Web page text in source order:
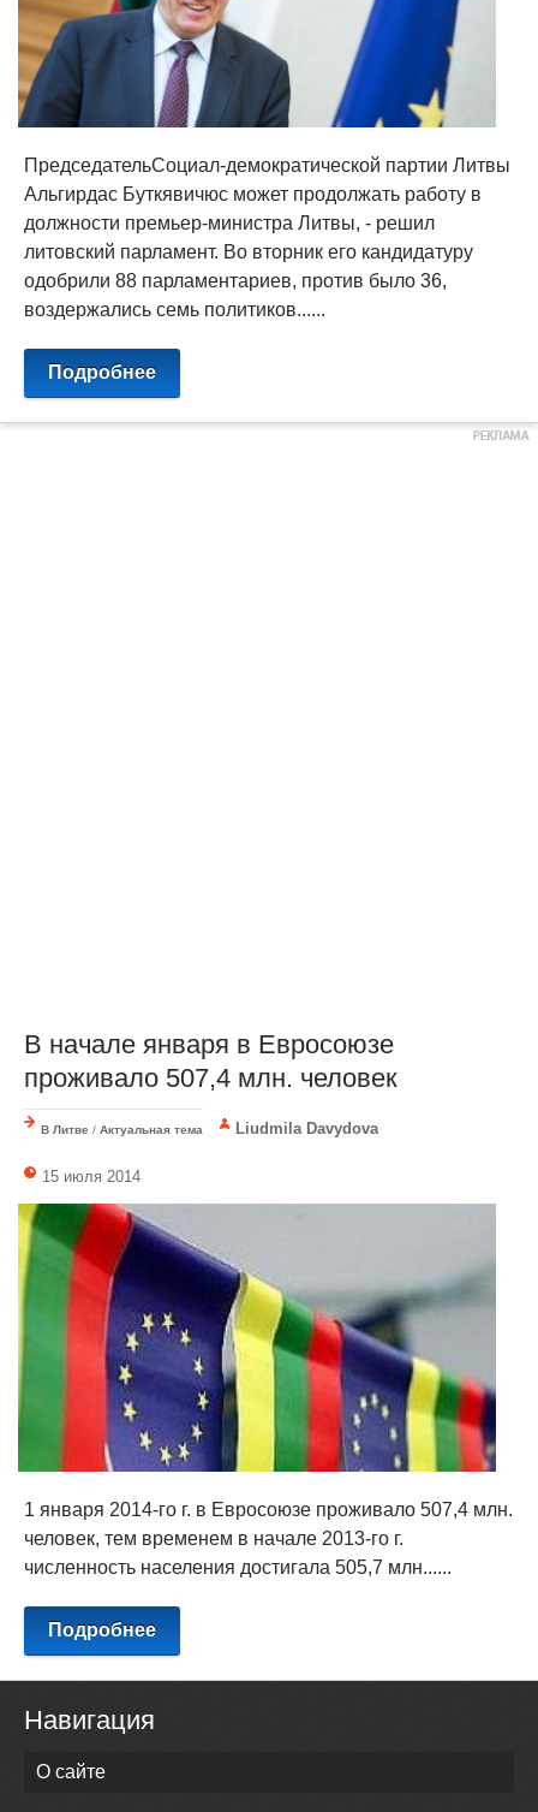
ПредседательСоциал-демократической партии Литвы
Альгирдас Буткявичюс может продолжать работу в
должности премьер-министра Литвы, - решил
литовский парламент. Во вторник его кандидатуру
одобрили 88 парламентариев, против было 36,
воздержались семь политиков......
Подробнее
В начале января в Евросоюзе
проживало 507,4 млн. человек
В Литве / Актуальная тема Liudmila Davydova
15 июля 2014
1 января 2014-го г. в Евросоюзе проживало 507,4 млн.
человек, тем временем в начале 2013-го г.
численность населения достигала 505,7 млн......
Подробнее
Навигация
О сайте